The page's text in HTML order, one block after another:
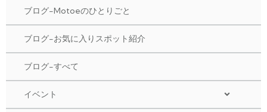
ブログ-Motoeのひとりごと
ブログ-お気に入りスポット紹介
ブログ-すべて
イベント